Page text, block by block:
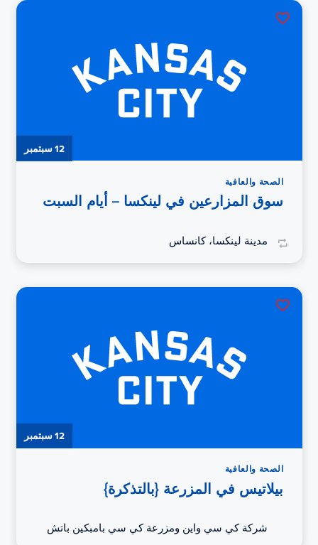
12 سبتمبر
الصحة والعافية
سوق المزارعين في لينكسا – أيام السبت
مدينة لينكسا، كانساس
12 سبتمبر
الصحة والعافية
بيلاتيس في المزرعة {بالتذكرة}
شركة كي سي واين ومزرعة كي سي بامبكين باتش